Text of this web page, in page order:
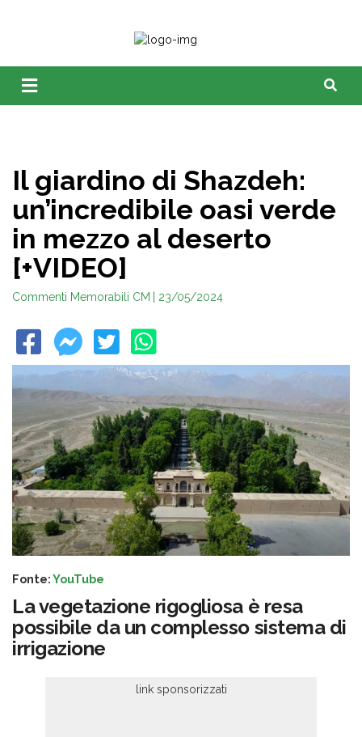
Il giardino di Shazdeh:
un’incredibile oasi verde
in mezzo al deserto
[+VIDEO]
Commenti Memorabili CM | 23/05/2024
Fonte:YouTube
La vegetazione rigogliosa è resa
possibile da un complesso sistema di
irrigazione